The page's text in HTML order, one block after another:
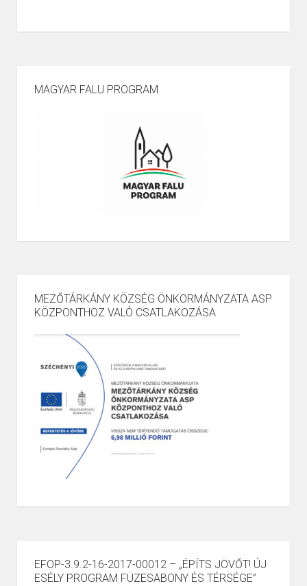
MAGYAR FALU PROGRAM
MEZŐTÁRKÁNY KÖZSÉG ÖNKORMÁNYZATA ASP
KÖZPONTHOZ VALÓ CSATLAKOZÁSA
EFOP-3.9.2-16-2017-00012 – „ÉPÍTS JÖVŐT! ÚJ
ESÉLY PROGRAM FÜZESABONY ÉS TÉRSÉGE”